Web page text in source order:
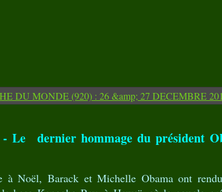
- Le dernier hommage du président
à Noël, Barack et Michelle Obama ont